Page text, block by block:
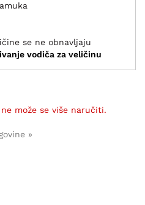
se ne obnavljaju
vodiča za veličinu
može se više naručiti.
»